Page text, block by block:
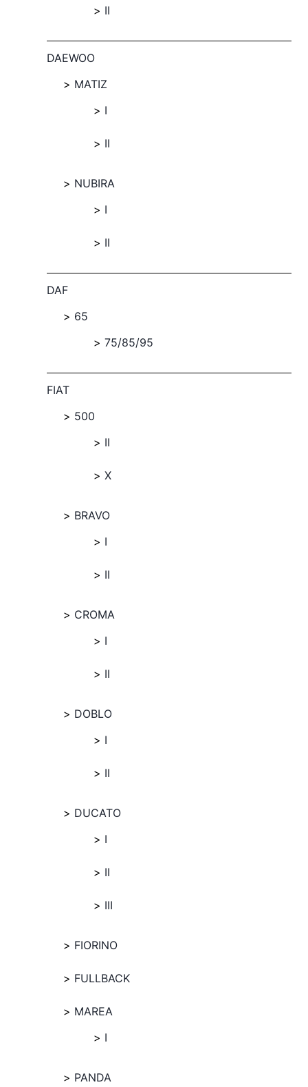
II
DAEWOO
MATIZ
I
II
NUBIRA
I
II
DAF
65
75/85/95
FIAT
500
II
X
BRAVO
I
II
CROMA
I
II
DOBLO
I
II
DUCATO
I
II
III
FIORINO
FULLBACK
MAREA
I
PANDA